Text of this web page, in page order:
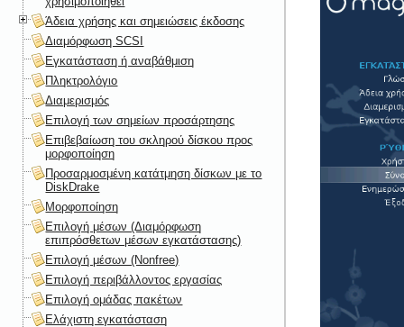
Άδεια χρήσης και σημειώσεις έκδοσης
Διαμόρφωση SCSI
Εγκατάσταση ή αναβάθμιση
Πληκτρολόγιο
Διαμερισμός
Επιλογή των σημείων προσάρτησης
Επιβεβαίωση του σκληρού δίσκου προς
μορφοποίηση
Προσαρμοσμένη κατάτμηση δίσκων με το
DiskDrake
Μορφοποίηση
Επιλογή μέσων (Διαμόρφωση
επιπρόσθετων μέσων εγκατάστασης)
Επιλογή μέσων (Nonfree)
Επιλογή περιβάλλοντος εργασίας
Επιλογή ομάδας πακέτων
Ελάχιστη εγκατάσταση